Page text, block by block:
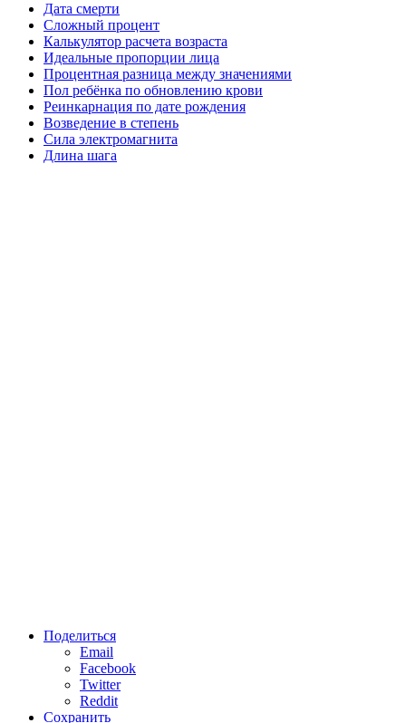
Дата смерти
Сложный процент
Калькулятор расчета возраста
Идеальные пропорции лица
Процентная разница между значениями
Пол ребёнка по обновлению крови
Реинкарнация по дате рождения
Возведение в степень
Сила электромагнита
Длина шага
Поделиться
Email
Facebook
Twitter
Reddit
Сохранить